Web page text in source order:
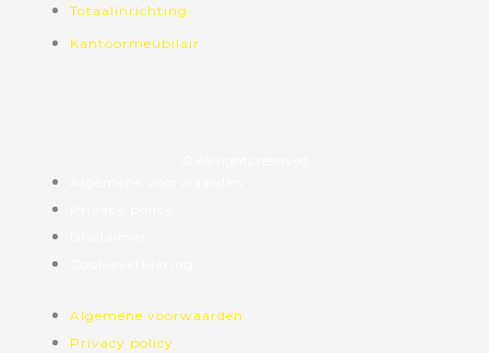
Totaalinrichting
Kantoormeubilair
Algemene voorwaarden
Privacy policy